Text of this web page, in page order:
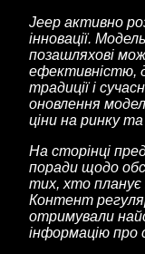
Jeep активно
інновації.
позашляхові
ефективністю,
традиції і
оновлення
ціни на ринку та
На сторінці
поради щодо
тих, хто планує
Контент
отримували
інформацію про